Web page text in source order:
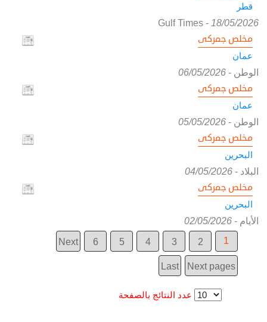
قطر
Gulf Times- 18/05/2026
مخلص جمركى
عمان
الوطن -
06/05/2026
مخلص جمركى
عمان
الوطن -
05/05/2026
مخلص جمركى
البحرين
البلاد -
04/05/2026
مخلص جمركى
البحرين
الأيام -
02/05/2026
1
2
3
4
5
6
Next
Next pages
Last
عدد النتائج بالصفحة